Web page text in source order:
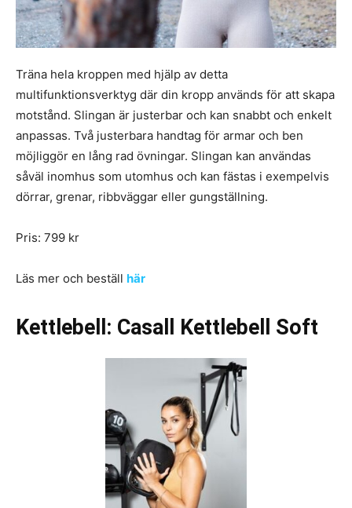
Träna hela kroppen med hjälp av detta
multifunktionsverktyg där din kropp används för att skapa
motstånd. Slingan är justerbar och kan snabbt och enkelt
anpassas. Två justerbara handtag för armar och ben
möjliggör en lång rad övningar. Slingan kan användas
såväl inomhus som utomhus och kan fästas i exempelvis
dörrar, grenar, ribbväggar eller gungställning.
Pris: 799 kr
Läs mer och beställ här
Kettlebell: Casall Kettlebell Soft